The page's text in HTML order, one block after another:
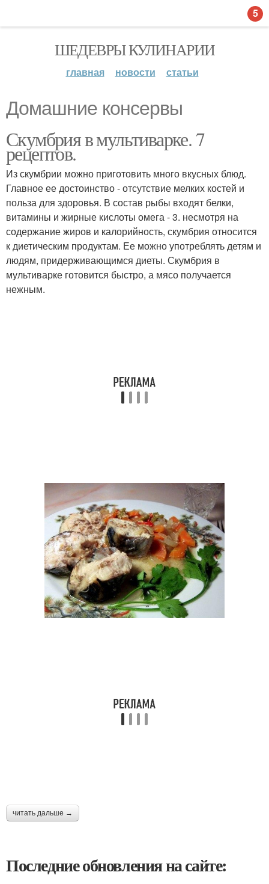
ШЕДЕВРЫ КУЛИНАРИИ
главная новости статьи
Домашние консервы
Скумбрия в мультиварке. 7
рецептов.
Из скумбрии можно приготовить много вкусных блюд.
Главное ее достоинство - отсутствие мелких костей и
польза для здоровья. В состав рыбы входят белки,
витамины и жирные кислоты омега - 3. несмотря на
содержание жиров и калорийность, скумбрия относится
к диетическим продуктам. Ее можно употреблять детям и
людям, придерживающимся диеты. Скумбрия в
мультиварке готовится быстро, а мясо получается
нежным.
читать дальше →
Последние обновления на сайте:
5